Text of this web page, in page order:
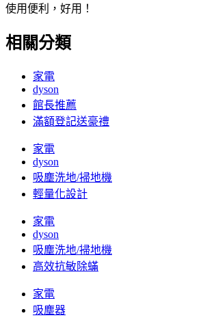
使用便利，好用！
相關分類
家電
dyson
館長推薦
滿額登記送豪禮
家電
dyson
吸塵洗地/掃地機
輕量化設計
家電
dyson
吸塵洗地/掃地機
高效抗敏除蟎
家電
吸塵器